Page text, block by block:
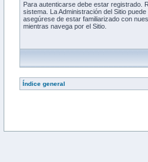
Para autenticarse debe estar registrado.
sistema. La Administración del Sitio
asegúrese de estar familiarizado con
mientras navega por el Sitio.
Índice general